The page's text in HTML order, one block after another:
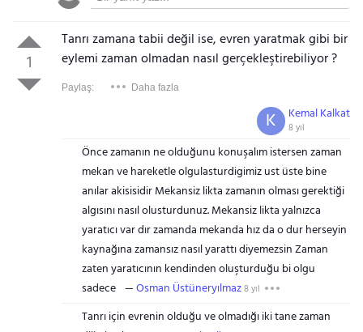
1
Tanrı zamana tabii değil ise, evren yaratmak gibi bir
eylemi zaman olmadan nasıl gerçekleştirebiliyor ?
Paylaş: Daha fazla
Kemal Kalkat
8 yıl
K
Önce zamanın ne olduğunu konuşalım istersen zaman
mekan ve hareketle olgulasturdigimiz ust üste bine
anılar akisisidir Mekansiz likta zamanın olması gerektiği
algısını nasıl olusturdunuz. Mekansiz likta yalnızca
yaratıcı var dır zamanda mekanda hız da o dur herseyin
kaynağına zamansız nasıl yarattı diyemezsin Zaman
zaten yaratıcının kendinden oluşturduğu bi olgu
sadece
Osman Üstüneryılmaz8 yıl
Tanrı için evrenin olduğu ve olmadığı iki tane zaman